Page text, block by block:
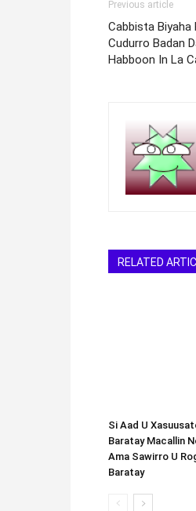
Previous article
Cabbista Biyaha
Cudurro Badan
Habboon In La
RELATED